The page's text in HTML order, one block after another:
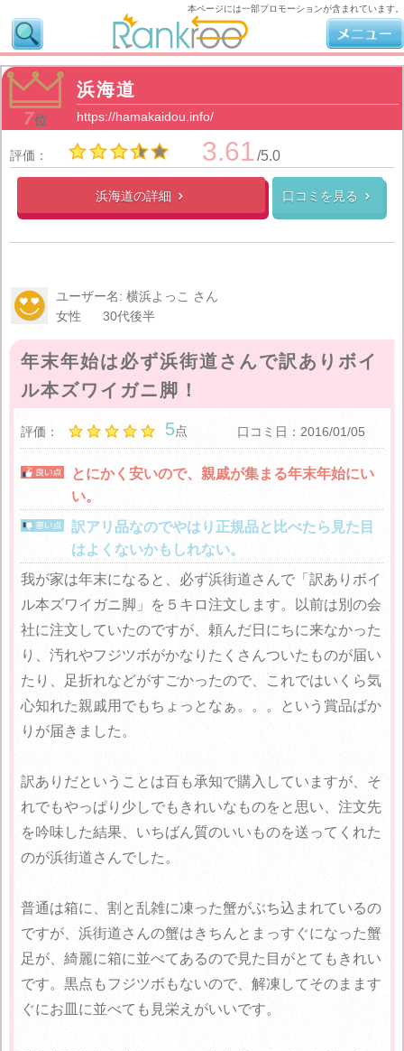
7位
浜海道
https://hamakaidou.info/
評価： 3.61 /5.0
浜海道の詳細  口コミを見る 
ユーザー名: 横浜よっこ さん
女性
30代後半
年末年始は必ず浜街道さんで訳ありボイ
ル本ズワイガニ脚！
評価： 5点 口コミ日：2016/01/05
とにかく安いので、親戚が集まる年末年始にい
い。
訳アリ品なのでやはり正規品と比べたら見た目
はよくないかもしれない。
我が家は年末になると、必ず浜街道さんで「訳ありボイ
ル本ズワイガニ脚」を５キロ注文します。以前は別の会
社に注文していたのですが、頼んだ日にちに来なかった
り、汚れやフジツボがかなりたくさんついたものが届い
たり、足折れなどがすごかったので、これではいくら気
心知れた親戚用でもちょっとなぁ。。。という賞品ばか
りが届きました。
訳ありだということは百も承知で購入していますが、そ
れでもやっぱり少しでもきれいなものをと思い、注文先
を吟味した結果、いちばん質のいいものを送ってくれた
のが浜街道さんでした。
普通は箱に、割と乱雑に凍った蟹がぶち込まれているの
ですが、浜街道さんの蟹はきちんとまっすぐになった蟹
足が、綺麗に箱に並べてあるので見た目がとてもきれい
です。黒点もフジツボもないので、解凍してそのまます
ぐにお皿に並べても見栄えがいいです。
本ページには一部プロモーションが含まれています。